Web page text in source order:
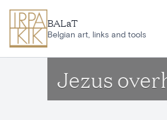
BALaT
Belgian art, links and tools
Jezus